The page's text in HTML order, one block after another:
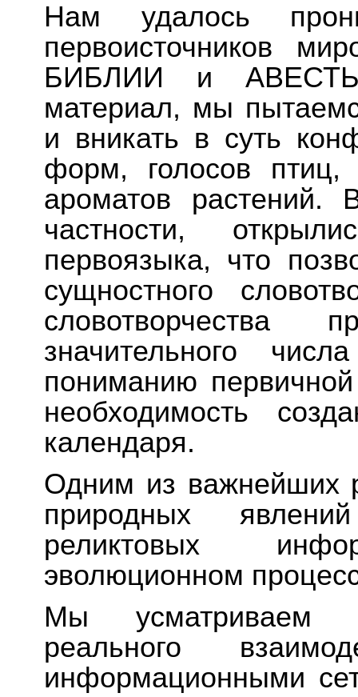
Нам удалось
первоисточников
БИБЛИИ и АВЕСТЫ.
материал, мы
и вникать в суть
форм, голосов птиц,
ароматов
частности,
первоязыка, что
сущностного
словотворчества
значительного
пониманию
необходимость
календаря.
Одним из важнейших
природных
реликтовых
эволюционном
Мы усматриваем
реального
информационными